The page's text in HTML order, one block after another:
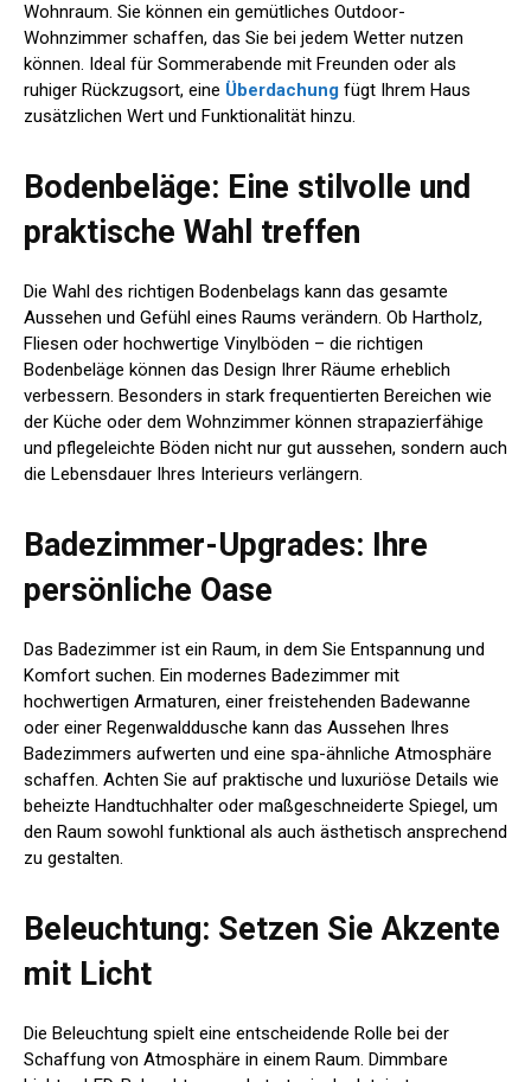
Wohnraum. Sie können ein gemütliches Outdoor-
Wohnzimmer schaffen, das Sie bei jedem Wetter nutzen
können. Ideal für Sommerabende mit Freunden oder als
ruhiger Rückzugsort, eine Überdachung fügt Ihrem Haus
zusätzlichen Wert und Funktionalität hinzu.
Bodenbeläge: Eine stilvolle und
praktische Wahl treffen
Die Wahl des richtigen Bodenbelags kann das gesamte
Aussehen und Gefühl eines Raums verändern. Ob Hartholz,
Fliesen oder hochwertige Vinylböden – die richtigen
Bodenbeläge können das Design Ihrer Räume erheblich
verbessern. Besonders in stark frequentierten Bereichen wie
der Küche oder dem Wohnzimmer können strapazierfähige
und pflegeleichte Böden nicht nur gut aussehen, sondern auch
die Lebensdauer Ihres Interieurs verlängern.
Badezimmer-Upgrades: Ihre
persönliche Oase
Das Badezimmer ist ein Raum, in dem Sie Entspannung und
Komfort suchen. Ein modernes Badezimmer mit
hochwertigen Armaturen, einer freistehenden Badewanne
oder einer Regenwalddusche kann das Aussehen Ihres
Badezimmers aufwerten und eine spa-ähnliche Atmosphäre
schaffen. Achten Sie auf praktische und luxuriöse Details wie
beheizte Handtuchhalter oder maßgeschneiderte Spiegel, um
den Raum sowohl funktional als auch ästhetisch ansprechend
zu gestalten.
Beleuchtung: Setzen Sie Akzente
mit Licht
Die Beleuchtung spielt eine entscheidende Rolle bei der
Schaffung von Atmosphäre in einem Raum. Dimmbare